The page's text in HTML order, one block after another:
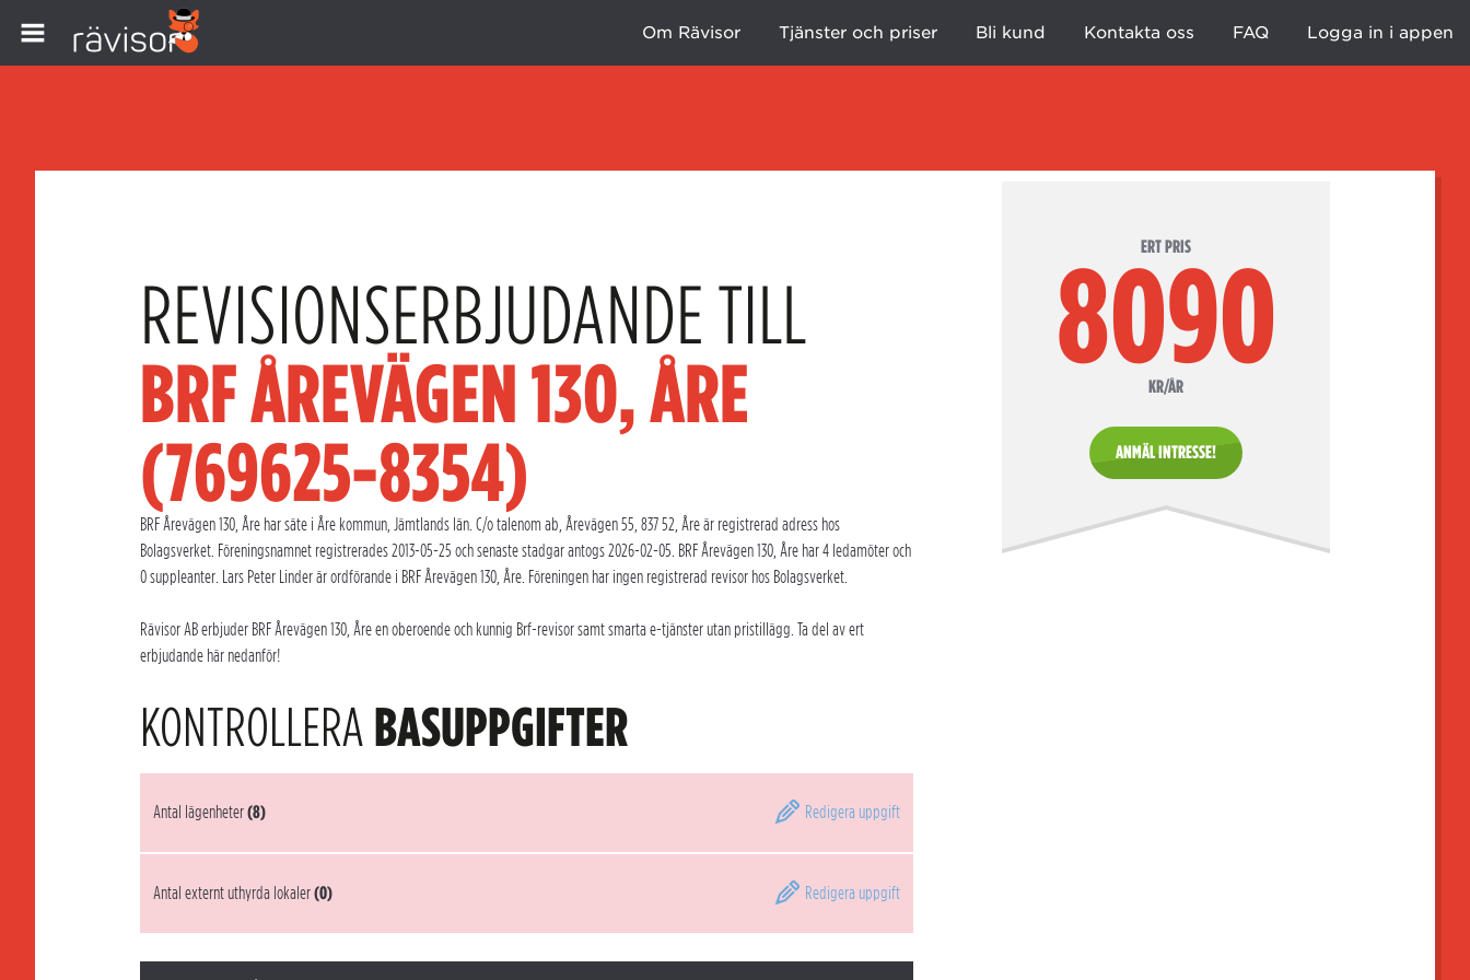
Om Rävisor Tjänster och priser Bli kund Kontakta oss FAQ Logga in i appen
ERT PRIS
8090
KR/ÅR
ANMÄL INTRESSE!
REVISIONSERBJUDANDE TILL
BRF ÅREVÄGEN 130, ÅRE
(769625-8354)
BRF Årevägen 130, Åre har säte i Åre kommun, Jämtlands län. C/o talenom ab, Årevägen 55, 837 52, Åre är registrerad adress hos
Bolagsverket. Föreningsnamnet registrerades 2013-05-25 och senaste stadgar antogs 2026-02-05. BRF Årevägen 130, Åre har 4 ledamöter och
0 suppleanter. Lars Peter Linder är ordförande i BRF Årevägen 130, Åre. Föreningen har ingen registrerad revisor hos Bolagsverket.
Rävisor AB erbjuder BRF Årevägen 130, Åre en oberoende och kunnig Brf-revisor samt smarta e-tjänster utan pristillägg. Ta del av ert
erbjudande här nedanför!
KONTROLLERABASUPPGIFTER
Antal lägenheter(8) Redigera uppgift
Antal externt uthyrda lokaler(0) Redigera uppgift